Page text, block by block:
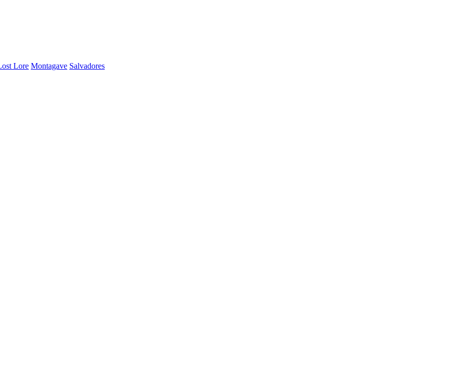
Lore Montagave Salvadores